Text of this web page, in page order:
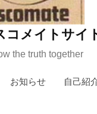
コメイトサイ
the truth together
お知らせ 自己紹